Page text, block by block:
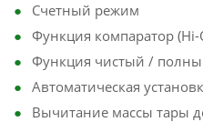
Счетный режим
Функция компаратор (Hi-
Функция чистый /
Автоматическая
Вычитание массы тары